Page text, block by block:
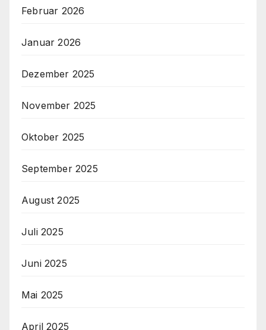
Februar 2026
Januar 2026
Dezember 2025
November 2025
Oktober 2025
September 2025
August 2025
Juli 2025
Juni 2025
Mai 2025
April 2025